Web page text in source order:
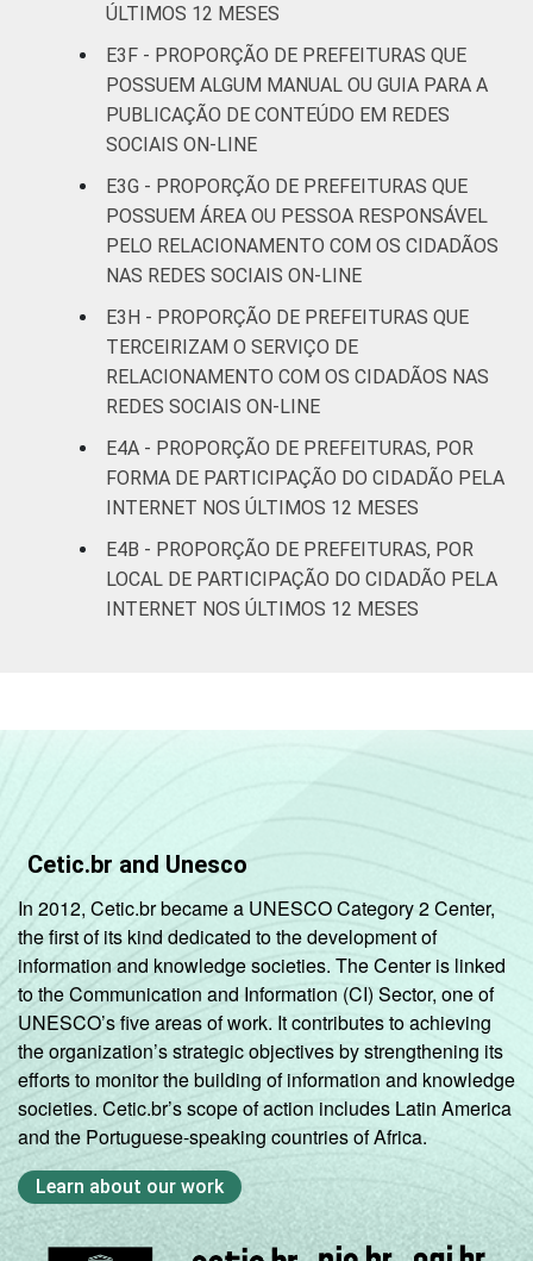
ÚLTIMOS 12 MESES
E3F - PROPORÇÃO DE PREFEITURAS QUE
POSSUEM ALGUM MANUAL OU GUIA PARA A
PUBLICAÇÃO DE CONTEÚDO EM REDES
SOCIAIS ON-LINE
E3G - PROPORÇÃO DE PREFEITURAS QUE
POSSUEM ÁREA OU PESSOA RESPONSÁVEL
PELO RELACIONAMENTO COM OS CIDADÃOS
NAS REDES SOCIAIS ON-LINE
E3H - PROPORÇÃO DE PREFEITURAS QUE
TERCEIRIZAM O SERVIÇO DE
RELACIONAMENTO COM OS CIDADÃOS NAS
REDES SOCIAIS ON-LINE
E4A - PROPORÇÃO DE PREFEITURAS, POR
FORMA DE PARTICIPAÇÃO DO CIDADÃO PELA
INTERNET NOS ÚLTIMOS 12 MESES
E4B - PROPORÇÃO DE PREFEITURAS, POR
LOCAL DE PARTICIPAÇÃO DO CIDADÃO PELA
INTERNET NOS ÚLTIMOS 12 MESES
Cetic.br and Unesco
In 2012, Cetic.br became a UNESCO Category 2 Center,
the first of its kind dedicated to the development of
information and knowledge societies. The Center is linked
to the Communication and Information (CI) Sector, one of
UNESCO’s five areas of work. It contributes to achieving
the organization’s strategic objectives by strengthening its
efforts to monitor the building of information and knowledge
societies. Cetic.br’s scope of action includes Latin America
and the Portuguese-speaking countries of Africa.
Learn about our work